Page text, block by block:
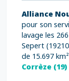
Alliance
pour son
lavage les
Sepert
de 15.697
Corrèze (19)